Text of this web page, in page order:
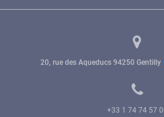
94250 Gentilly
+33 1 74 74 57 00